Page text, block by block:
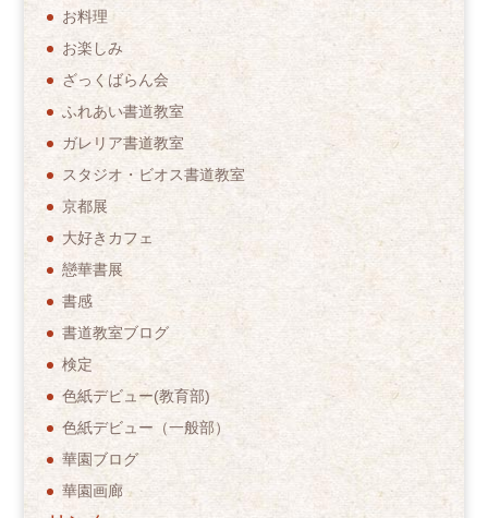
お料理
お楽しみ
ざっくばらん会
ふれあい書道教室
ガレリア書道教室
スタジオ・ビオス書道教室
京都展
大好きカフェ
戀華書展
書感
書道教室ブログ
検定
色紙デビュー(教育部)
色紙デビュー（一般部）
華園ブログ
華園画廊